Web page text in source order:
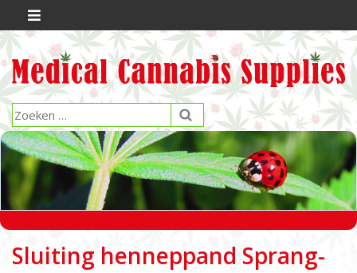
Sluiting henneppand Sprang-